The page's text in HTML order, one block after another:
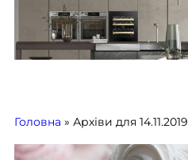
Головна » Архіви для 14.11.2019